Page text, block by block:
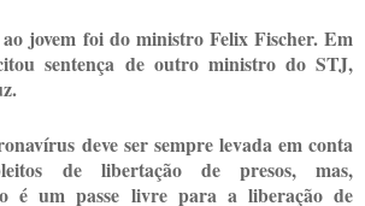
jovem foi do ministro Felix Fischer. Em
sentença de outro ministro do STJ,
deve ser sempre levada em conta
de libertação de presos, mas,
é um passe livre para a liberação de